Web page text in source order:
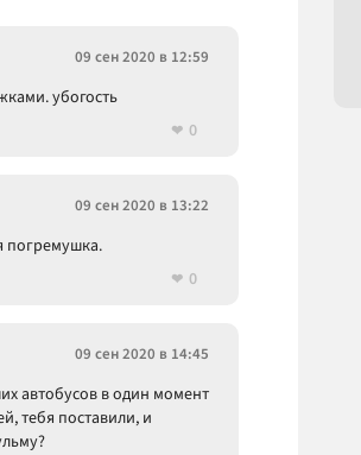
09 сен 2020 в 12:59
убогость
0
09 сен 2020 в 13:22
погремушка.
0
09 сен 2020 в 14:45
автобусов в один момент
тебя поставили, и